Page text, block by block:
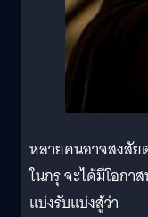
หลายคนอาจสงสัย
ในกรุ จะได้มีโอกา
แบ่งรับแบ่งสู้ว่า